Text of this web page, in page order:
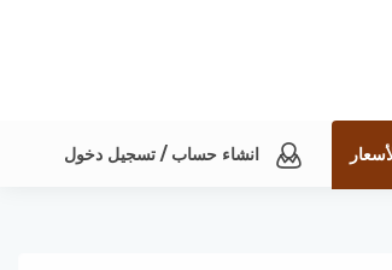
انشاء حساب / تسجيل دخول